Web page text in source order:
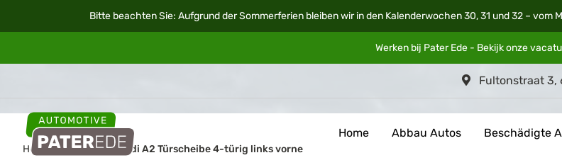
Bitte beachten Sie: Aufgrund der Sommerferien bleiben wir in den Kalenderwochen 30, 31 und 32 – vom
Werken bij Pater Ede - Bekijk onze
Fultonstraat 3,
Home Abbau Autos Beschädigte
Home Autoteile Audi A2 Türscheibe 4-türig links vorne